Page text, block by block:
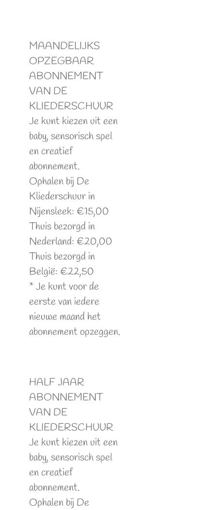
MAANDELIJKS
OPZEGBAAR
ABONNEMENT
VAN DE
KLIEDERSCHUUR
Je kunt kiezen uit een
baby, sensorisch spel
en creatief
abonnement.
Ophalen bij De
Kliederschuur in
Nijensleek: €15,00
Thuis bezorgd in
Nederland: €20,00
Thuis bezorgd in
België: €22,50
* Je kunt voor de
eerste van iedere
nieuwe maand het
abonnement opzeggen.
HALF JAAR
ABONNEMENT
VAN DE
KLIEDERSCHUUR
Je kunt kiezen uit een
baby, sensorisch spel
en creatief
abonnement.
Ophalen bij De